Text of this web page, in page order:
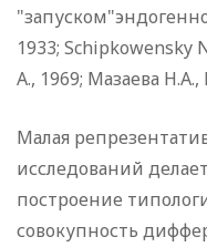
1933; Schipkowensky
A., 1969; Мазаева
Малая
исследований
построение
совокупность